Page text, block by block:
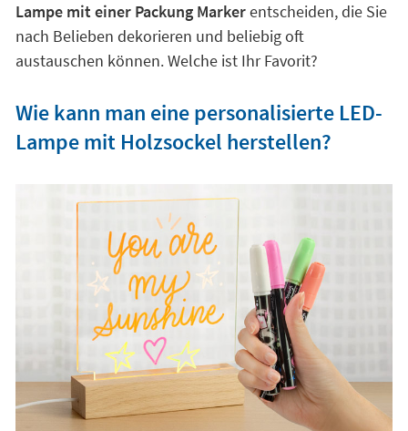
Lampe mit einer Packung Markerentscheiden, die Sie
nach Belieben dekorieren und beliebig oft
austauschen können. Welche ist Ihr Favorit?
Wie kann man eine personalisierte LED-
Lampe mit Holzsockel herstellen?